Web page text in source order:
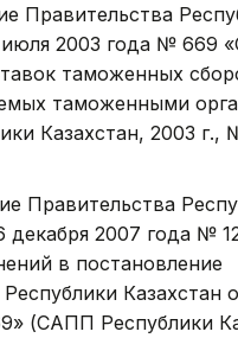
Правительства
июля 2003 года № 669
таможенных
таможенными
Казахстан, 2003 г.,
Правительства
декабря 2007 года №
в постановление
Казахстан
(САПП Республики